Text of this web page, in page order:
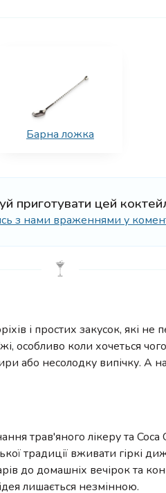
Барна ложка
приготувати цей
з нами враженнями у
і простих закусок, які
особливо коли хочеться
або несолодку випічку.
трав'яного лікеру та Coca
традиції вживати гіркі
до домашніх вечірок та
лишається незмінною.